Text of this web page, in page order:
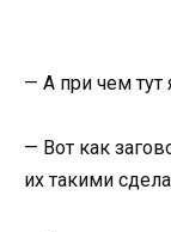
— А при чем тут
— Вот как
их такими